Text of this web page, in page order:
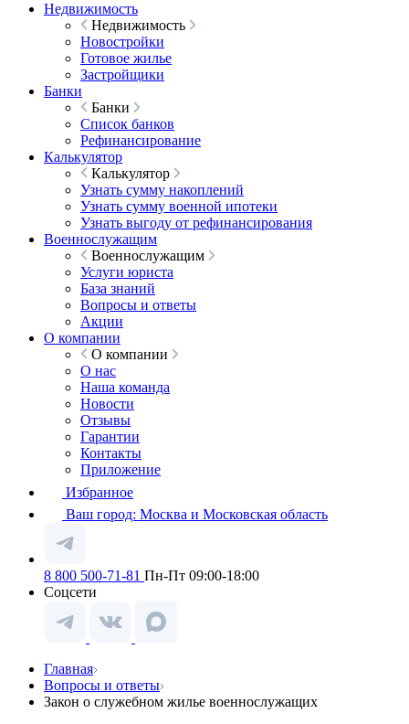
Недвижимость
Недвижимость
Новостройки
Готовое жилье
Застройщики
Банки
Банки
Список банков
Рефинансирование
Калькулятор
Калькулятор
Узнать сумму накоплений
Узнать сумму военной ипотеки
Узнать выгоду от рефинансирования
Военнослужащим
Военнослужащим
Услуги юриста
База знаний
Вопросы и ответы
Акции
О компании
О компании
О нас
Наша команда
Новости
Отзывы
Гарантии
Контакты
Приложение
Избранное
Ваш город: Москва и Московская область
8 800 500-71-81 Пн-Пт 09:00-18:00
Соцсети
Главная
Вопросы и ответы
Закон о служебном жилье военнослужащих